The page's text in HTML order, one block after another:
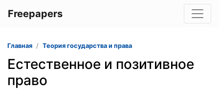
Freepapers
Главная Теория государства и права
Естественное и позитивное
право